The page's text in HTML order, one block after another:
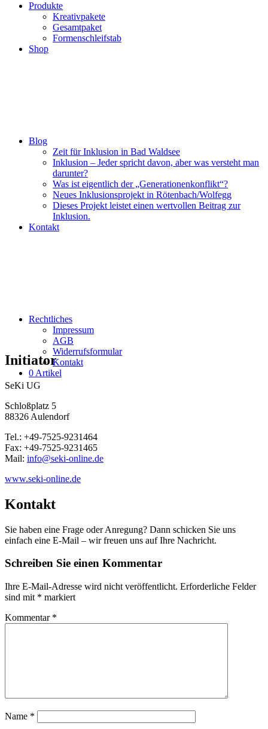
Produkte
Kreativpakete
Gesamtpaket
Formenschleifstab
Shop
Blog
Zeit für Inklusion in Bad Waldsee
Inklusion – Jeder spricht davon, aber was versteht man
darunter?
Was ist eigentlich der „Generationenkonflikt“?
Neues Inklusionsprojekt in Rötenbach/Wolfegg
Dieses Projekt leistet einen wertvollen Beitrag zur
Inklusion.
Kontakt
Rechtliches
Impressum
AGB
Widerrufsformular
Kontakt
0 Artikel
Initiator
SeKi UG
Schloßplatz 5
88326 Aulendorf
Tel.: +49-7525-9231464
Fax: +49-7525-9231465
Mail: info@seki-online.de
www.seki-online.de
Kontakt
Sie haben eine Frage oder Anregung? Dann schicken Sie uns
einfach eine E-Mail – wir freuen uns auf Ihre Nachricht.
Schreiben Sie einen Kommentar
Ihre E-Mail-Adresse wird nicht veröffentlicht. Erforderliche Felder
sind mit * markiert
Kommentar *
Name *